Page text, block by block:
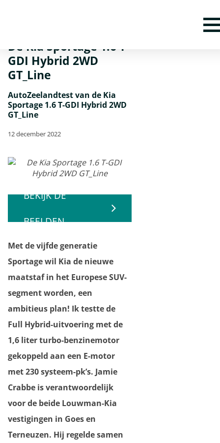
De Kia Sportage 1.6 T-
GDI Hybrid 2WD
GT_Line
AutoZeelandtest van de Kia
Sportage 1.6 T-GDI Hybrid 2WD
GT_Line
12 december 2022
BEKIJK DE
BEELDEN
Met de vijfde generatie
Sportage wil Kia de nieuwe
maatstaf in het Europese SUV-
segment worden, een
ambitieus plan! Ik testte de
Full Hybrid-uitvoering met de
1,6 liter turbo-benzinemotor
gekoppeld aan een E-motor
met 230 systeem-pk’s. Jamie
Crabbe is verantwoordelijk
voor de beide Louwman-Kia
vestigingen in Goes en
Terneuzen. Hij regelde samen